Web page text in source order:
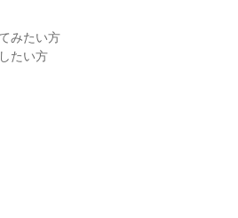
みたい方
たい方